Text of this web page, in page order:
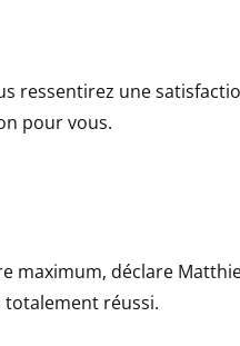
ressentirez une
pour vous.
maximum, déclare
totalement réussi.